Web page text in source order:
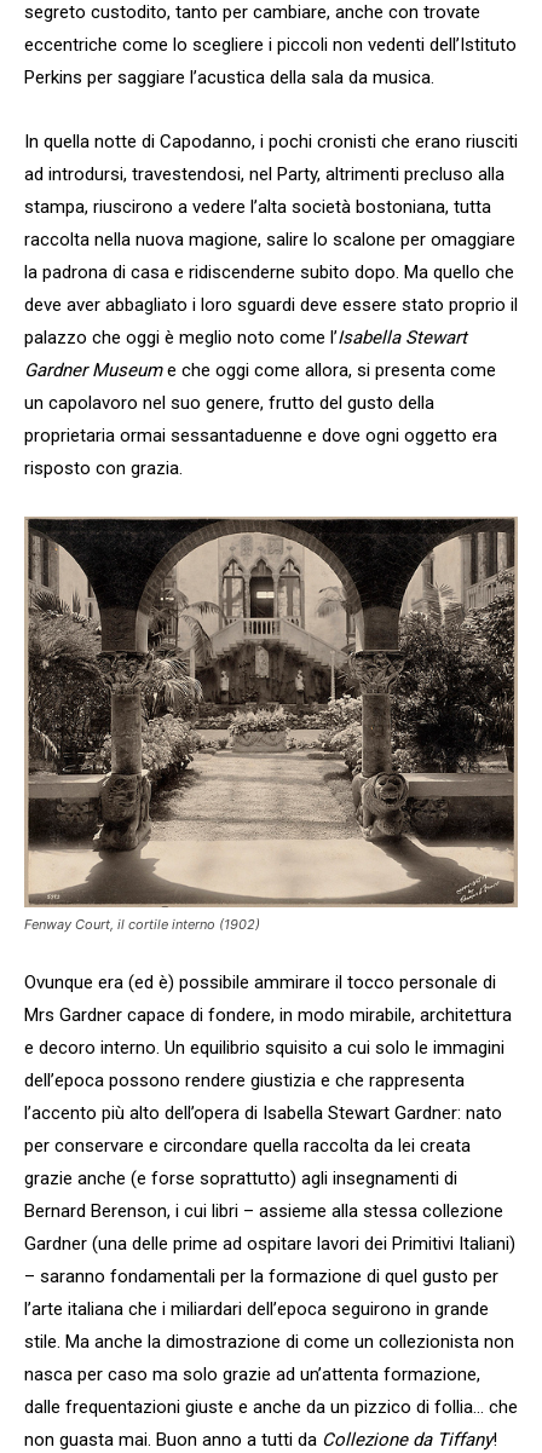
segreto custodito, tanto per cambiare, anche con trovate
eccentriche come lo scegliere i piccoli non vedenti dell’Istituto
Perkins per saggiare l’acustica della sala da musica.
In quella notte di Capodanno, i pochi cronisti che erano riusciti
ad introdursi, travestendosi, nel Party, altrimenti precluso alla
stampa, riuscirono a vedere l’alta società bostoniana, tutta
raccolta nella nuova magione, salire lo scalone per omaggiare
la padrona di casa e ridiscenderne subito dopo. Ma quello che
deve aver abbagliato i loro sguardi deve essere stato proprio il
palazzo che oggi è meglio noto come l’Isabella Stewart
Gardner Museume che oggi come allora, si presenta come
un capolavoro nel suo genere, frutto del gusto della
proprietaria ormai sessantaduenne e dove ogni oggetto era
risposto con grazia.
Fenway Court, il cortile interno (1902)
Ovunque era (ed è) possibile ammirare il tocco personale di
Mrs Gardner capace di fondere, in modo mirabile, architettura
e decoro interno. Un equilibrio squisito a cui solo le immagini
dell’epoca possono rendere giustizia e che rappresenta
l’accento più alto dell’opera di Isabella Stewart Gardner: nato
per conservare e circondare quella raccolta da lei creata
grazie anche (e forse soprattutto) agli insegnamenti di
Bernard Berenson, i cui libri – assieme alla stessa collezione
Gardner (una delle prime ad ospitare lavori dei Primitivi Italiani)
– saranno fondamentali per la formazione di quel gusto per
l’arte italiana che i miliardari dell’epoca seguirono in grande
stile. Ma anche la dimostrazione di come un collezionista non
nasca per caso ma solo grazie ad un’attenta formazione,
dalle frequentazioni giuste e anche da un pizzico di follia… che
non guasta mai. Buon anno a tutti da Collezione da Tiffany!